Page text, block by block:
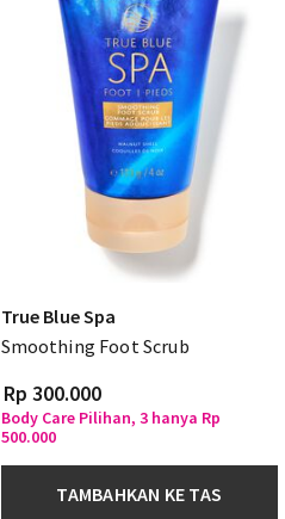
True Blue Spa
Smoothing Foot Scrub
Rp 300.000
Body Care Pilihan, 3 hanya Rp
500.000
TAMBAHKAN KE TAS